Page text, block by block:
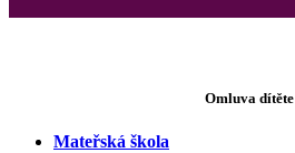
Omluva dítěte
Mateřská škola